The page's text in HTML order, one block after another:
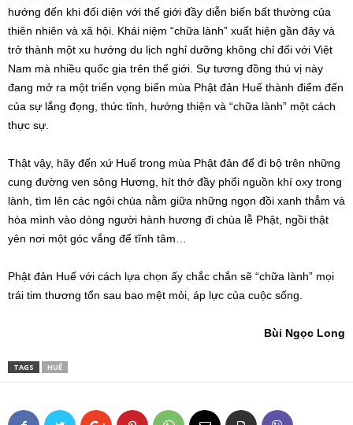
hướng đến khi đối diện với thế giới đầy diễn biến bất thường của
thiên nhiên và xã hội. Khái niệm “chữa lành” xuất hiện gần đây và
trở thành một xu hướng du lịch nghỉ dưỡng không chỉ đối với Việt
Nam mà nhiều quốc gia trên thế giới. Sự tương đồng thú vị này
đang mở ra một triển vọng biến mùa Phật đản Huế thành điểm đến
của sự lắng đọng, thức tỉnh, hướng thiện và “chữa lành” một cách
thực sự.
Thật vậy, hãy đến xứ Huế trong mùa Phật đản để đi bộ trên những
cung đường ven sông Hương, hít thở đầy phổi nguồn khí oxy trong
lành, tìm lên các ngôi chùa nằm giữa những ngọn đồi xanh thẳm và
hòa mình vào dòng người hành hương đi chùa lễ Phật, ngồi thật
yên nơi một góc vắng để tĩnh tâm…
Phật đản Huế với cách lựa chọn ấy chắc chắn sẽ “chữa lành” mọi
trái tim thương tổn sau bao mệt mỏi, áp lực của cuộc sống.
Bùi Ngọc Long
TAGS HUẾ